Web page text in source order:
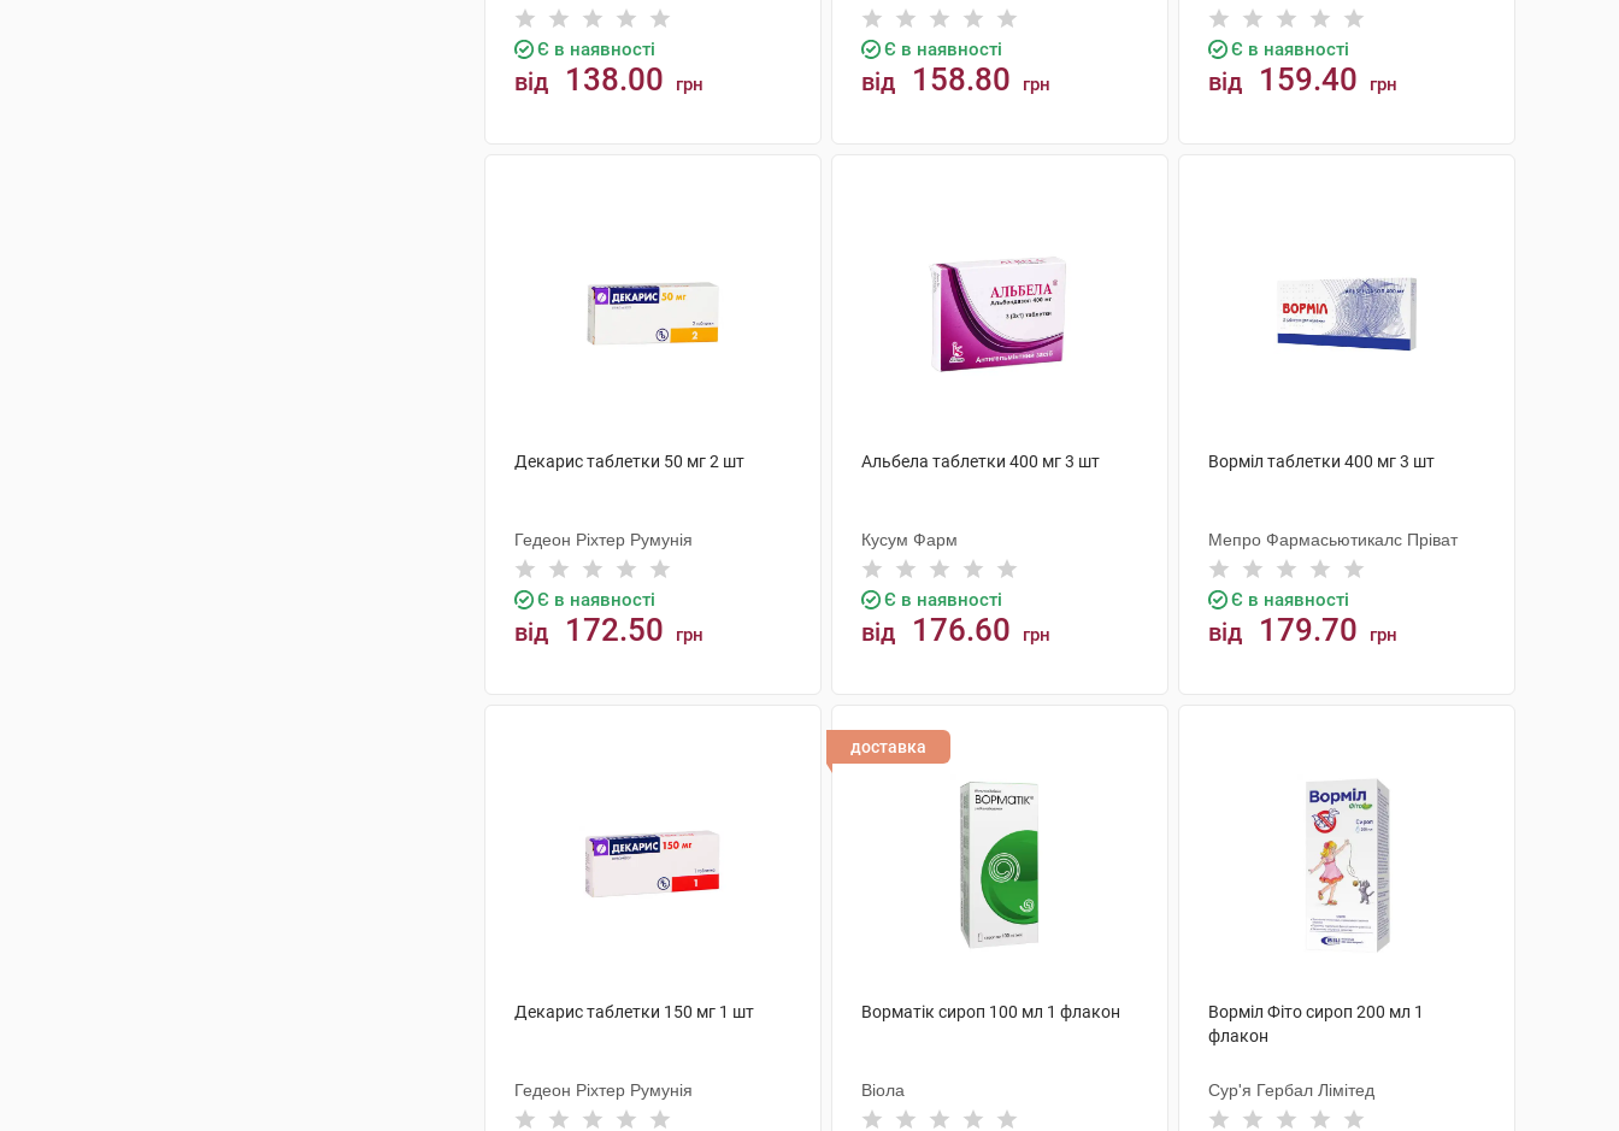
Є в наявності
від 138.00 грн
Є в наявності
від 158.80 грн
Є в наявності
від 159.40 грн
Декарис таблетки 50 мг 2 шт
Гедеон Ріхтер Румунія
Є в наявності
від 172.50 грн
Альбела таблетки 400 мг 3 шт
Кусум Фарм
Є в наявності
від 176.60 грн
Ворміл таблетки 400 мг 3 шт
Мепро Фармасьютикалс Пріват
Є в наявності
від 179.70 грн
Декарис таблетки 150 мг 1 шт
Гедеон Ріхтер Румунія
доставка
Ворматік сироп 100 мл 1 флакон
Віола
Ворміл Фіто сироп 200 мл 1
флакон
Сур'я Гербал Лімітед